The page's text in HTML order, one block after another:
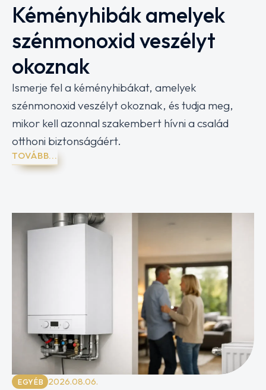
Kéményhibák amelyek
szénmonoxid veszélyt
okoznak
Ismerje fel a kéményhibákat, amelyek
szénmonoxid veszélyt okoznak, és tudja meg,
mikor kell azonnal szakembert hívni a család
otthoni biztonságáért.
TOVÁBB...
EGYÉB 2026.08.06.